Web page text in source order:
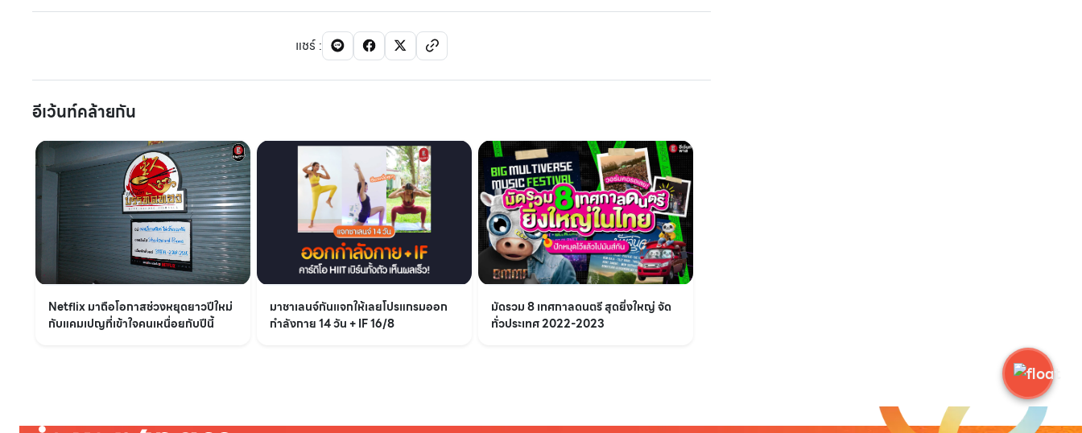
แชร์:
อีเว้นท์คล้ายกัน
Netflix มาถือโอกาสช่วงหยุดยาวปีใหม่
กับแคมเปญที่เข้าใจคนเหนื่อยกับปีนี้
มาชาเลนจ์กันแจกให้เลยโปรแกรมออก
กำลังกาย 14 วัน + IF 16/8
มัดรวม 8 เทศกาลดนตรี สุดยิ่งใหญ่ จัด
ทั่วประเทศ 2022-2023